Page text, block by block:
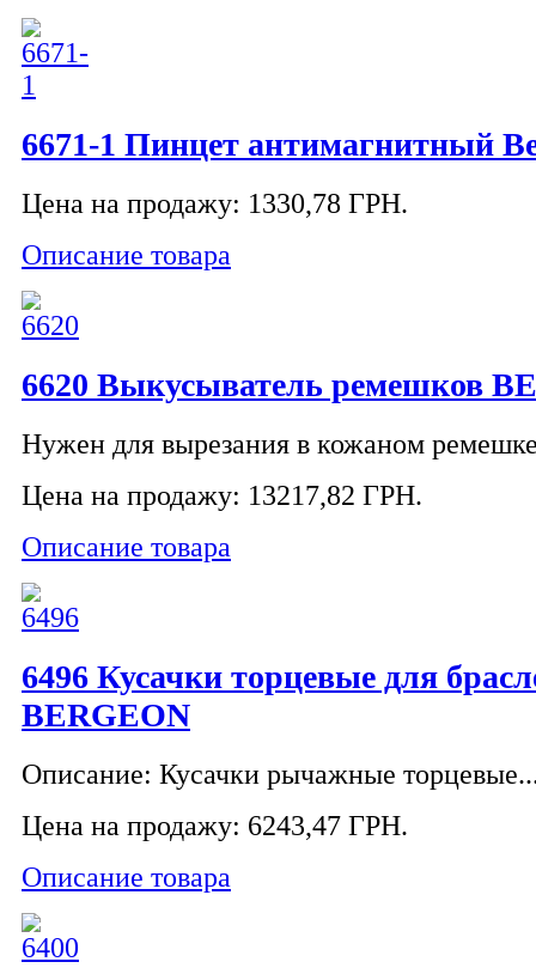
6671-1 Пинцет антимагнитный
Цена на продажу: 1330,78 ГРН.
Описание товара
6620 Выкусыватель ремешков
Нужен для вырезания в кожаном
Цена на продажу: 13217,82 ГРН.
Описание товара
6496 Кусачки торцевые для
BERGEON
Описание: Кусачки рычажные
Цена на продажу: 6243,47 ГРН.
Описание товара